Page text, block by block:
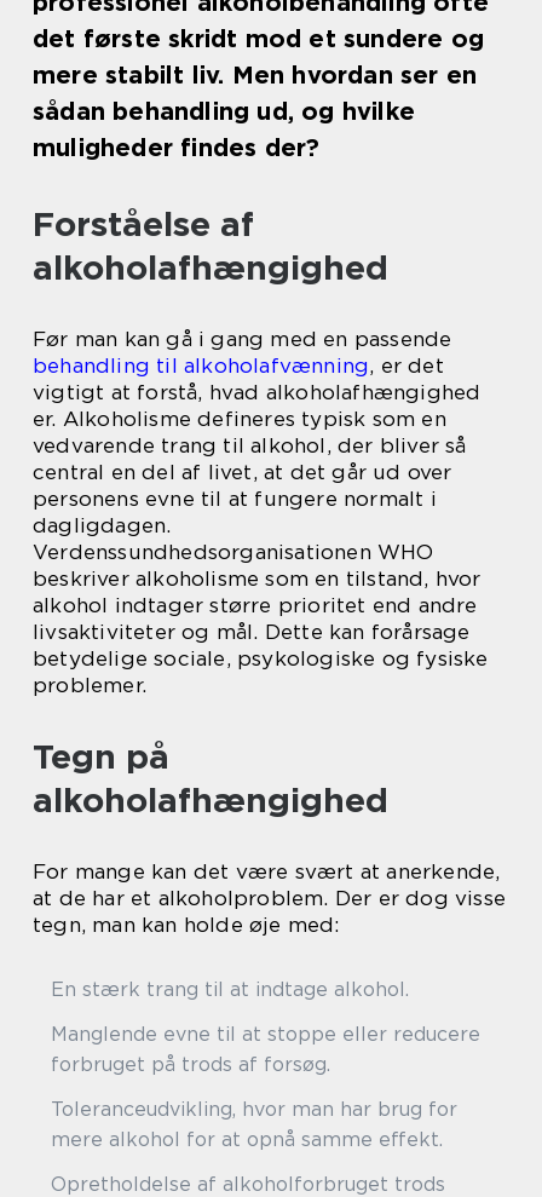
det første skridt mod et sundere og
mere stabilt liv. Men hvordan ser en
sådan behandling ud, og hvilke
muligheder findes der?
Forståelse af
alkoholafhængighed
Før man kan gå i gang med en passende
behandling til alkoholafvænning, er det
vigtigt at forstå, hvad alkoholafhængighed
er. Alkoholisme defineres typisk som en
vedvarende trang til alkohol, der bliver så
central en del af livet, at det går ud over
personens evne til at fungere normalt i
dagligdagen.
Verdenssundhedsorganisationen WHO
beskriver alkoholisme som en tilstand, hvor
alkohol indtager større prioritet end andre
livsaktiviteter og mål. Dette kan forårsage
betydelige sociale, psykologiske og fysiske
problemer.
Tegn på
alkoholafhængighed
For mange kan det være svært at anerkende,
at de har et alkoholproblem. Der er dog visse
tegn, man kan holde øje med:
En stærk trang til at indtage alkohol.
Manglende evne til at stoppe eller reducere
forbruget på trods af forsøg.
Toleranceudvikling, hvor man har brug for
mere alkohol for at opnå samme effekt.
Opretholdelse af alkoholforbruget trods